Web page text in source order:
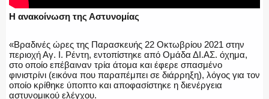
Η ανακοίνωση της Αστυνομίας
«Βραδινές ώρες της Παρασκευής 22 Οκτωβρίου 2021 στην
περιοχή Αγ. Ι. Ρέντη, εντοπίστηκε από Ομάδα ΔΙ.ΑΣ. όχημα,
στο οποίο επέβαιναν τρία άτομα και έφερε σπασμένο
φινιστρίνι (εικόνα που παραπέμπει σε διάρρηξη), λόγος για τον
οποίο κρίθηκε ύποπτο και αποφασίστηκε η διενέργεια
αστυνομικού ελέγχου.